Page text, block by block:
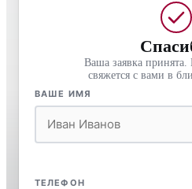
Ваша заявка
свяжется с вами в
ВАШЕ ИМЯ
ТЕЛЕФОН